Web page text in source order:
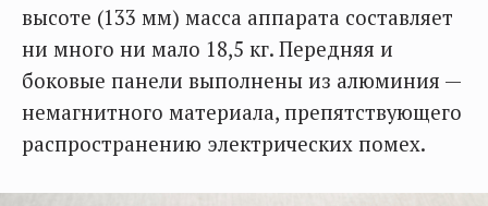
высоте (133 мм) масса аппарата составляет
ни много ни мало 18,5 кг. Передняя и
боковые панели выполнены из алюминия —
немагнитного материала, препятствующего
распространению электрических помех.